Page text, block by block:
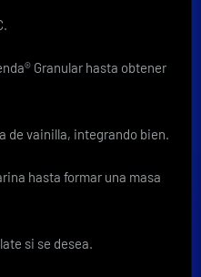
Granular hasta obtener
de vainilla, integrando bien.
hasta formar una masa
si se desea.